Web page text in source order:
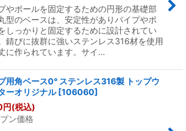
やポールを固定するための円形の基礎部
型のベースは、安定性がありパイプやポ
しっかりと固定するために設計されてい
錆びに抜群に強いステンレス316材を使用
に作られています。サイ…
用角ベース0° ステンレス316製 トップウ
ーオリジナル [106060]
円(税込)
ン価格